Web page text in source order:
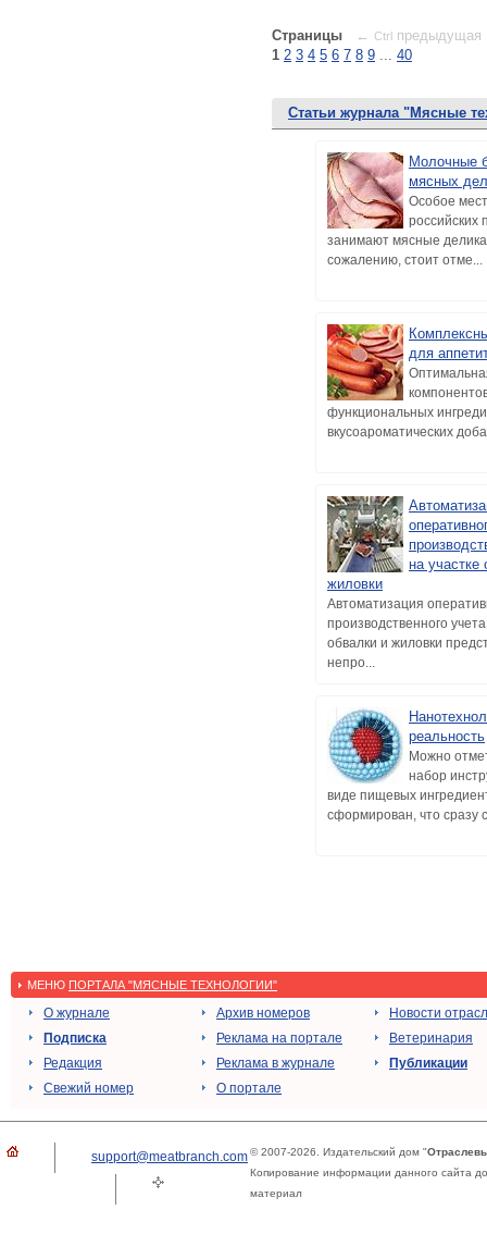
Страницы ← Ctrl предыдущая
1 2 3 4 5 6 7 8 9 ... 40
Статьи журнала "Мясные
Молочные
мясных
Особое
российских
занимают мясные
сожалению, стоит отме...
для
функциональных
вкусоароматических
на участке
жиловки
Автоматизация
производственного
обвалки и жиловки
непро...
реальность
Можно
набор
виде пищевых
сформирован, что сразу
МЕНЮ ПОРТАЛА "МЯСНЫЕ ТЕХНОЛОГИИ"
О журнале
Подписка
Редакция
Свежий номер
Архив номеров
Реклама на портале
Реклама в журнале
О портале
Новости
Ветеринария
Публикации
support@meatbranch.com© 2007-2026. Издательский дом "
Копирование информации данного сайта
материал